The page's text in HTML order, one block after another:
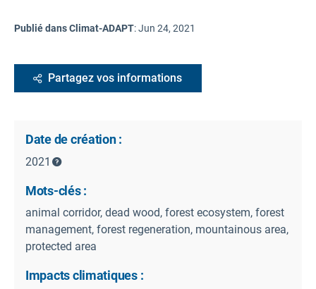
Publié dans Climat-ADAPT:Jun 24, 2021
Partagez vos informations
Date de création :
2021
Mots-clés :
animal corridor, dead wood, forest ecosystem, forest
management, forest regeneration, mountainous area,
protected area
Impacts climatiques :